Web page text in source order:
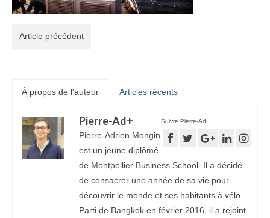
Article précédent
À propos de l'auteur Articles récents
Suivre Pierre-Ad:
Pierre-Ad+
Pierre-Adrien Mongin
est un jeune diplômé
de Montpellier Business School. Il a décidé
de consacrer une année de sa vie pour
découvrir le monde et ses habitants à vélo.
Parti de Bangkok en février 2016, il a rejoint